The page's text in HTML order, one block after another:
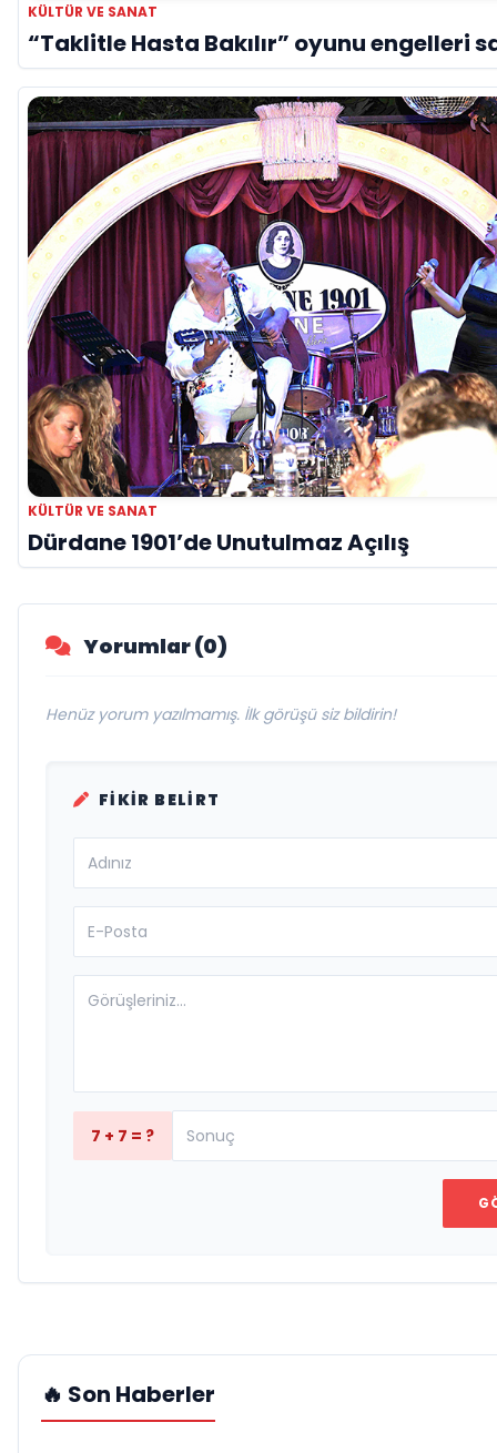
KÜLTÜR VE SANAT
“Taklitle Hasta Bakılır” oyunu engelleri
KÜLTÜR VE SANAT
Dürdane 1901’de Unutulmaz Açılış
Yorumlar (0)
Henüz yorum yazılmamış. İlk görüşü siz bildirin!
FIKIR BELIRT
7 + 7 = ?
🔥 Son Haberler